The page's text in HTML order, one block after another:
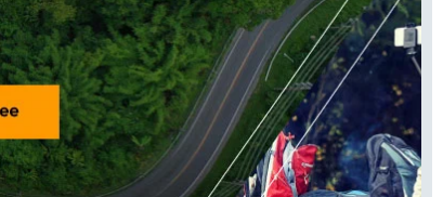
ТУРИЗМ
ВСЕ О КП